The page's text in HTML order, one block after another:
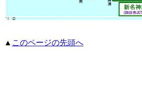
▲ このページの先頭へ